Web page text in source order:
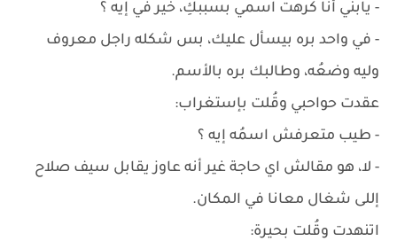
- يابني أنا كرهت اسمي بسببكِ، خير في إيه ؟
- في واحد بره بيسأل عليك، بس شكله راجل معروف
وليه وضعُه، وطالبك بره بالأسم.
عقدت حواحبي وقُلت بإستغراب:
- طيب متعرفش اسمُه إيه ؟
- لا، هو مقالش اي حاجة غير أنه عاوز يقابل سيف صلاح
إللى شغال معانا في المكان.
اتنهدت وقُلت بحيرة: